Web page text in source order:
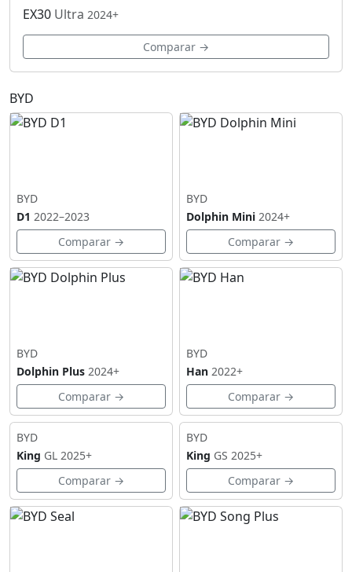
EX30 Ultra 2024+
Comparar →
BYD
BYD
D1 2022–2023
Comparar →
BYD
Dolphin Mini 2024+
Comparar →
BYD
Dolphin Plus 2024+
Comparar →
BYD
Han 2022+
Comparar →
BYD
King GL 2025+
Comparar →
BYD
King GS 2025+
Comparar →